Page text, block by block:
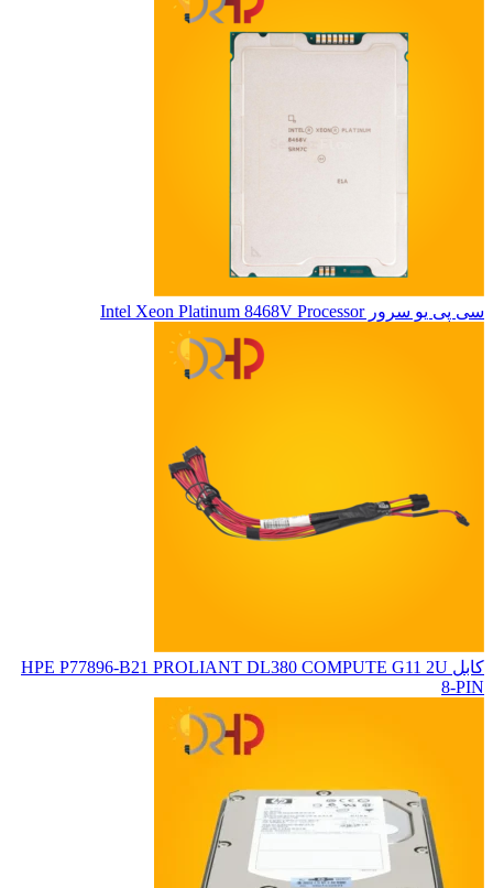
سی پی یو سرور Intel Xeon Platinum 8468V Processor
کابل HPE P77896-B21 PROLIANT DL380 COMPUTE G11 2U
8-PIN